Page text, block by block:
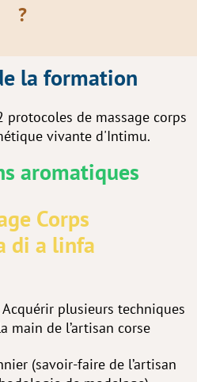
?
la formation
de massage corps
vivante d'Intimu.
aromatiques
Corps
di a linfa
plusieurs techniques
main de l’artisan corse
(savoir-faire de l’artisan